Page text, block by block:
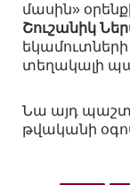
մասին»
Շուշանիկ
տեղակալի
Նա այդ
թվականի